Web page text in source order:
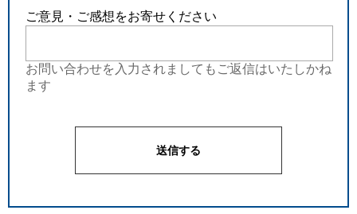
ご意見・ご感想をお寄せください
お問い合わせを入力されましてもご返信はいたしかね
ます